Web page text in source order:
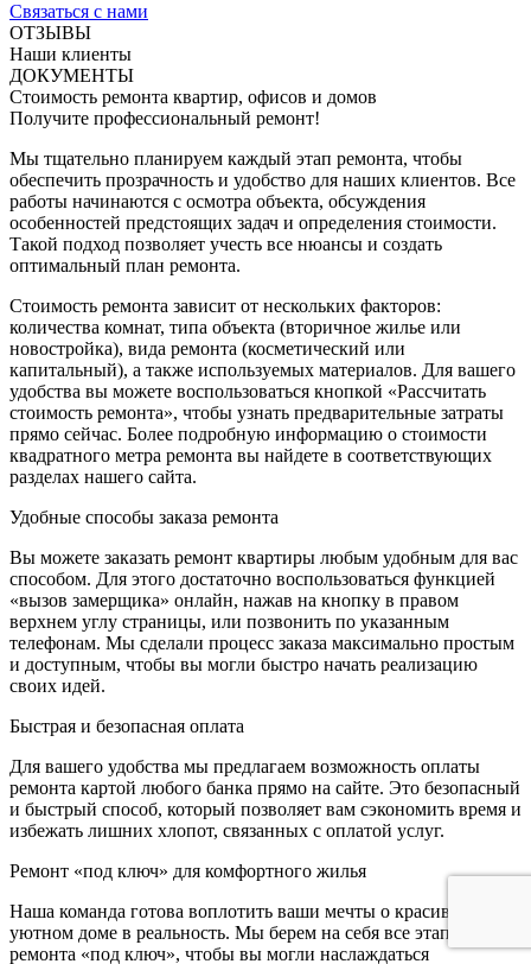
Связаться с нами
ОТЗЫВЫ
Наши клиенты
ДОКУМЕНТЫ
Стоимость ремонта квартир, офисов и домов
Получите профессиональный ремонт!
Мы тщательно планируем каждый этап ремонта, чтобы
обеспечить прозрачность и удобство для наших клиентов. Все
работы начинаются с осмотра объекта, обсуждения
особенностей предстоящих задач и определения стоимости.
Такой подход позволяет учесть все нюансы и создать
оптимальный план ремонта.
Стоимость ремонта зависит от нескольких факторов:
количества комнат, типа объекта (вторичное жилье или
новостройка), вида ремонта (косметический или
капитальный), а также используемых материалов. Для вашего
удобства вы можете воспользоваться кнопкой «Рассчитать
стоимость ремонта», чтобы узнать предварительные затраты
прямо сейчас. Более подробную информацию о стоимости
квадратного метра ремонта вы найдете в соответствующих
разделах нашего сайта.
Удобные способы заказа ремонта
Вы можете заказать ремонт квартиры любым удобным для вас
способом. Для этого достаточно воспользоваться функцией
«вызов замерщика» онлайн, нажав на кнопку в правом
верхнем углу страницы, или позвонить по указанным
телефонам. Мы сделали процесс заказа максимально простым
и доступным, чтобы вы могли быстро начать реализацию
своих идей.
Быстрая и безопасная оплата
Для вашего удобства мы предлагаем возможность оплаты
ремонта картой любого банка прямо на сайте. Это безопасный
и быстрый способ, который позволяет вам сэкономить время и
избежать лишних хлопот, связанных с оплатой услуг.
Ремонт «под ключ» для комфортного жилья
Наша команда готова воплотить ваши мечты о красивом и
уютном доме в реальность. Мы берем на себя все этапы
ремонта «под ключ», чтобы вы могли наслаждаться